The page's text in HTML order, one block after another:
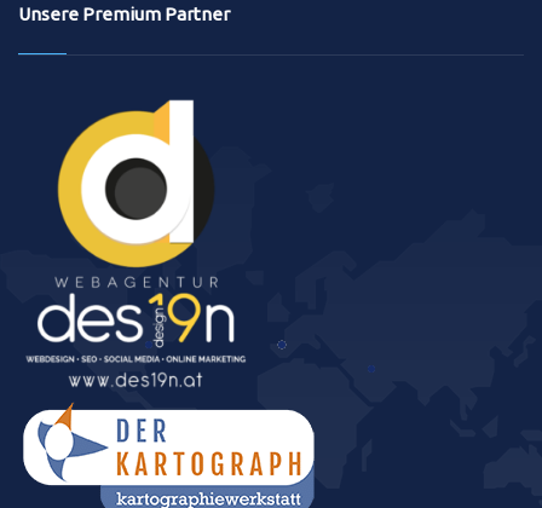
Unsere Premium Partner